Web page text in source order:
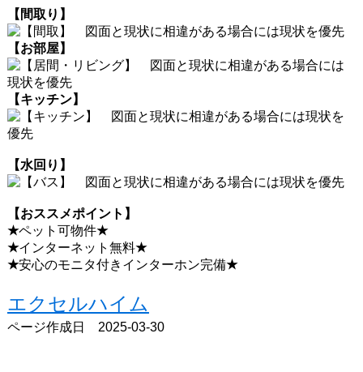
【間取り】
【お部屋】
【キッチン】
【水回り】
【おススメポイント】
★ペット可物件★
★インターネット無料★
★安心のモニタ付きインターホン完備★
エクセルハイム
ページ作成日 2025-03-30